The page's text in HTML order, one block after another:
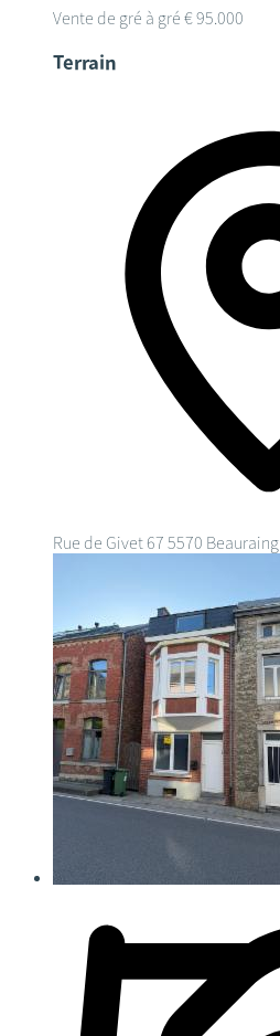
Vente de gré à gré € 95.000
Terrain
Rue de Givet 67 5570 Beauraing